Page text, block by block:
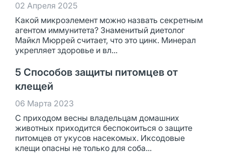
02 Апреля 2025
Какой микроэлемент можно назвать секретным
агентом иммунитета? Знаменитый диетолог
Майкл Мюррей считает, что это цинк. Минерал
укрепляет здоровье и вл...
5 Способов защиты питомцев от
клещей
06 Марта 2023
С приходом весны владельцам домашних
животных приходится беспокоиться о защите
питомцев от укусов насекомых. Иксодовые
клещи опасны не только для соба...